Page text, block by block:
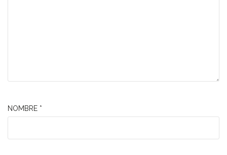
NOMBRE *